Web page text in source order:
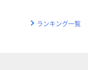
ランキング一覧